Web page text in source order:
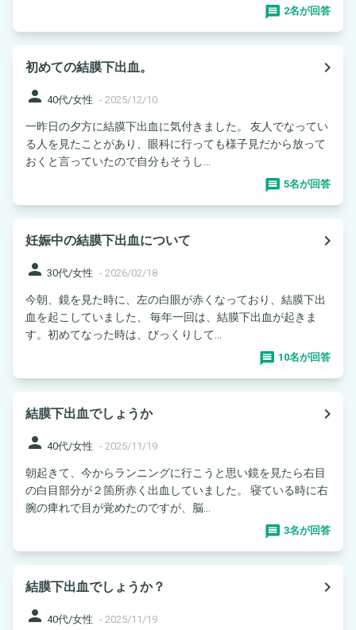
2名が回答
初めての結膜下出血。
navigate_next
person 40代/女性 - 2025/12/10
一昨日の夕方に結膜下出血に気付きました。 友人でなってい
る人を見たことがあり、眼科に行っても様子見だから放って
おくと言っていたので自分もそうし...
5名が回答
妊娠中の結膜下出血について
navigate_next
person 30代/女性 - 2026/02/18
今朝、鏡を見た時に、左の白眼が赤くなっており、結膜下出
血を起こしていました、 毎年一回は、結膜下出血が起きま
す。初めてなった時は、びっくりして...
10名が回答
結膜下出血でしょうか
navigate_next
person 40代/女性 - 2025/11/19
朝起きて、今からランニングに行こうと思い鏡を見たら右目
の白目部分が２箇所赤く出血していました。 寝ている時に右
腕の痺れで目が覚めたのですが、脳...
3名が回答
結膜下出血でしょうか？
navigate_next
person 40代/女性 - 2025/11/19